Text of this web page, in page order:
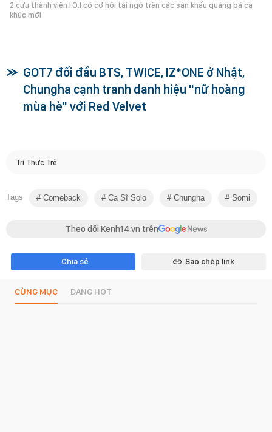
2 cựu thành viên I.O.I có cơ hội tái ngộ trên các sân khấu quảng bá ca
khúc mới
GOT7 đối đầu BTS, TWICE, IZ*ONE ở Nhật,
Chungha cạnh tranh danh hiệu "nữ hoàng
mùa hè" với Red Velvet
Trí Thức Trẻ
Tags Comeback Ca Sĩ Solo Chungha Somi
Theo dõi Kenh14.vn trên
Chia sẻ Sao chép link
CÙNG MỤC ĐANG HOT